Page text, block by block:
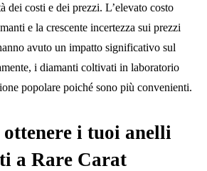
dei costi e dei prezzi. L’elevato costo
e la crescente incertezza sui prezzi
avuto un impatto significativo sul
i diamanti coltivati ​​in laboratorio
popolare poiché sono più convenienti.
i tuoi anelli
a Rare Carat